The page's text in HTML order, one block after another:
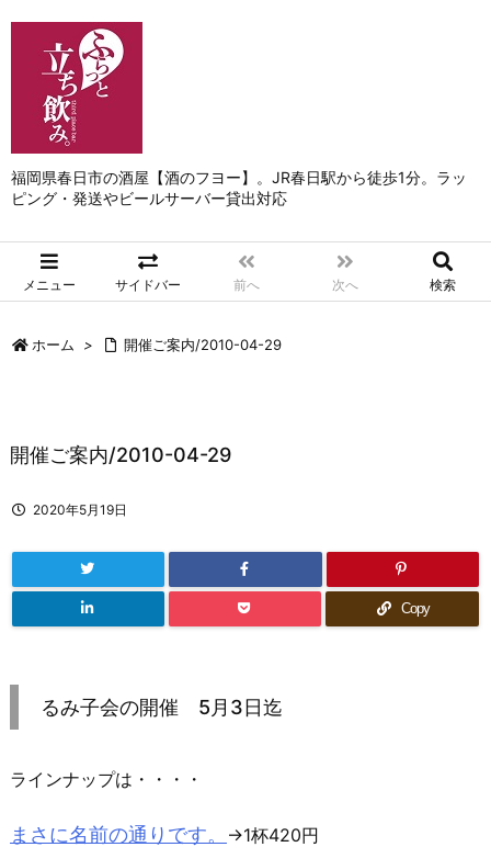
福岡県春日市の酒屋【酒のフヨー】。JR春日駅から徒歩1分。ラッ
ピング・発送やビールサーバー貸出対応
メニュー サイドバー 前へ 次へ 検索
ホーム > 開催ご案内/2010-04-29
開催ご案内/2010-04-29
2020年5月19日
Copy
るみ子会の開催 5月3日迄
ラインナップは・・・・
まさに名前の通りです。 →1杯420円